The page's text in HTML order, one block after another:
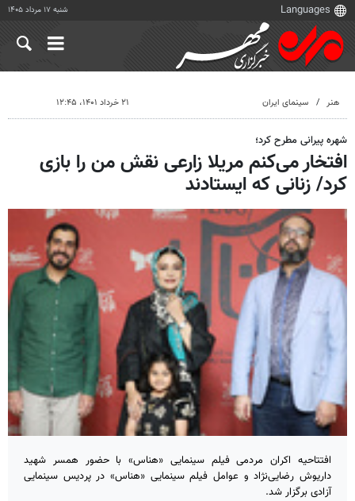
شنبه ۱۷ مرداد ۱۴۰۵
هنر سینمای ایران ۲۱ خرداد ۱۴۰۱، ۱۲:۴۵
شهره پیرانی مطرح کرد؛
افتخار می‌کنم مریلا زارعی نقش من را بازی
کرد/ زنانی که ایستادند
افتتاحیه اکران مردمی فیلم سینمایی «هناس» با حضور همسر شهید
داریوش رضایی‌نژاد و عوامل فیلم سینمایی «هناس» در پردیس سینمایی
آزادی برگزار شد.